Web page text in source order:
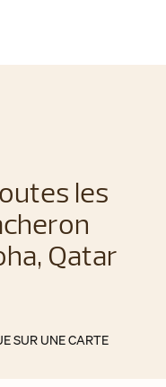
les
Qatar
SUR UNE CARTE